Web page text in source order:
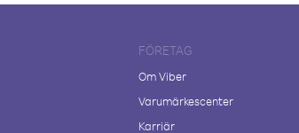
FÖRETAG
Om Viber
Varumärkescenter
Karriär